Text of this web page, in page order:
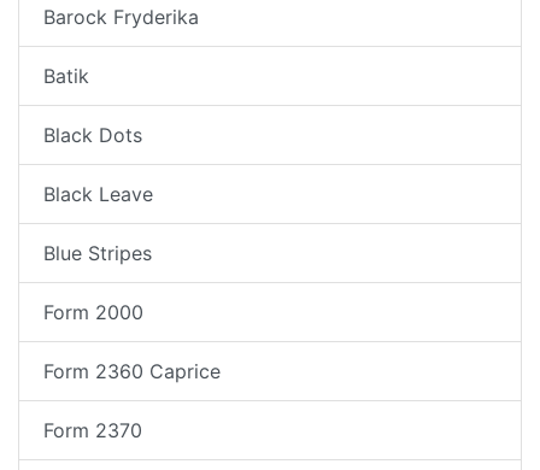
Barock Fryderika
Batik
Black Dots
Black Leave
Blue Stripes
Form 2000
Form 2360 Caprice
Form 2370